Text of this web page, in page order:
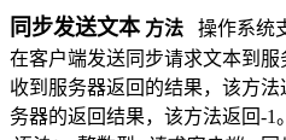
同步发送文本 方法 操作系统
在客户端发送同步请求文本到
收到服务器返回的结果，该方法
务器的返回结果，该方法返回-1。